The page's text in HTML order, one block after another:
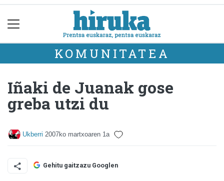
KOMUNITATEA
Iñaki de Juanak gose
greba utzi du
Ukberri 2007ko martxoaren 1a
Gehitu gaitzazu Googlen